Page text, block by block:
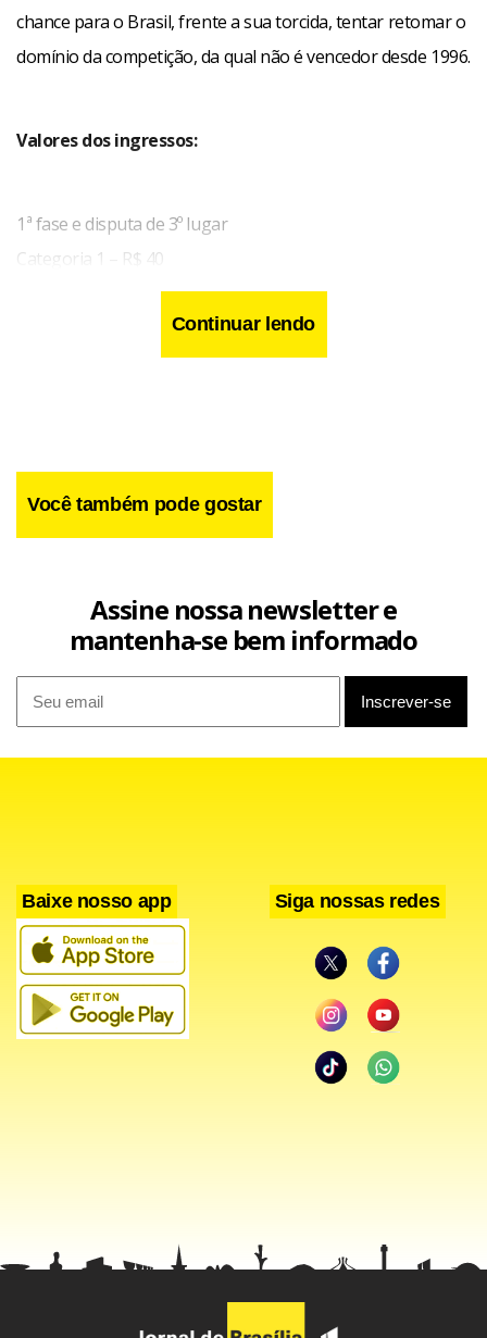
chance para o Brasil, frente a sua torcida, tentar retomar o
domínio da competição, da qual não é vencedor desde 1996.
Valores dos ingressos:
1ª fase e disputa de 3º lugar
Categoria 1 – R$ 40
Categoria 2 – R$ 20
Categoria 2 – R$ 30
Final
Categoria 2 – R$ 40
Pelo telefone: (11) 2846-6244 (apenas cartão de crédito)*
Pela internet: www.fifa.com (apenas cartão de crédito)*
* Ingressos entregues pelos Correios ou retirados nas
bilheterias antes dos jogos
Maracanãzinho (Rua Prof. Eurico Rabelo, s/n – Portão 20 –
Continuar lendo
Você também pode gostar
Assine nossa newsletter e
mantenha-se bem informado
Baixe nosso app Siga nossas redes